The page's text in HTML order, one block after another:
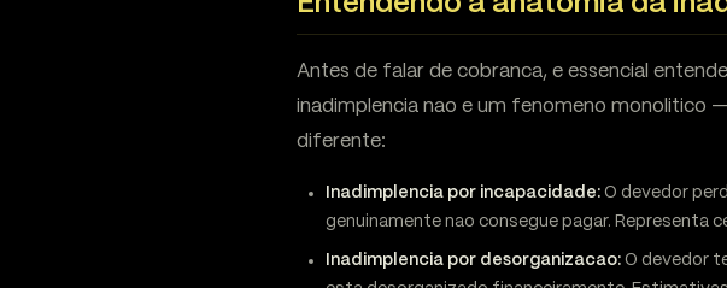
Antes de falar de cobranca, e essencial
inadimplencia nao e um fenomeno monolitico
diferente:
Inadimplencia por incapacidade: O devedor
genuinamente nao consegue pagar. Representa
Inadimplencia por desorganizacao: O devedor